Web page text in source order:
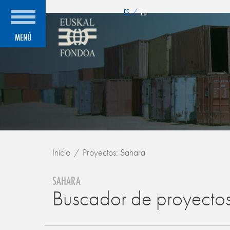
MENÚ
ES / EU
Inicio Proyectos: Sahara
SAHARA
Buscador de